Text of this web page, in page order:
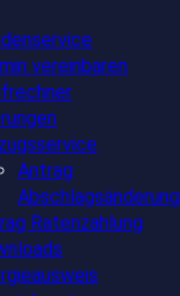
vereinbaren
Antrag
Abschlagsänderung
Ratenzahlung